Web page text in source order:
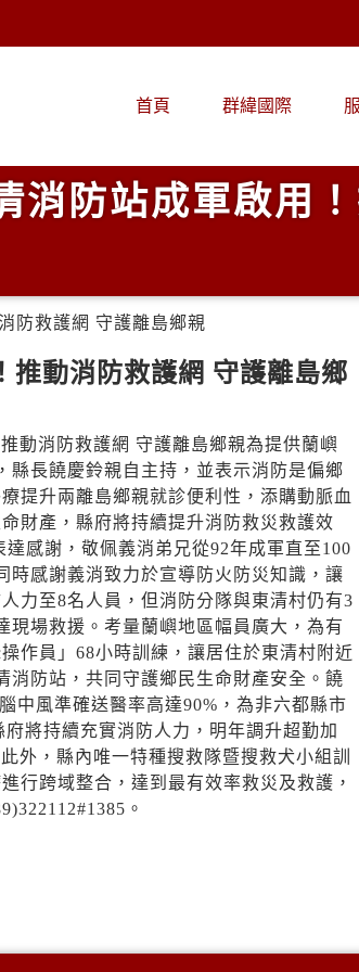
首頁 群緯國際
消防站成軍啟用
防救護網 守護離島鄉親
推動消防救護網 守護離島鄉
動消防救護網 守護離島鄉親為提供蘭嶼
縣長饒慶鈴親自主持，並表示消防是偏鄉
提升兩離島鄉親就診便利性，添購動脈血
財產，縣府將持續提升消防救災救護效
感謝，敬佩義消弟兄從92年成軍直至100
時感謝義消致力於宣導防火防災知識，讓
力至8名人員，但消防分隊與東清村仍有3
場救援。考量蘭嶼地區幅員廣大，為有
作員」68小時訓練，讓居住於東清村附近
消防站，共同守護鄉民生命財產安全。饒
中風準確送醫率高達90%，為非六都縣市
將持續充實消防人力，明年調升超勤加
外，縣內唯一特種搜救隊暨搜救犬小組訓
行跨域整合，達到最有效率救災及救護，
。